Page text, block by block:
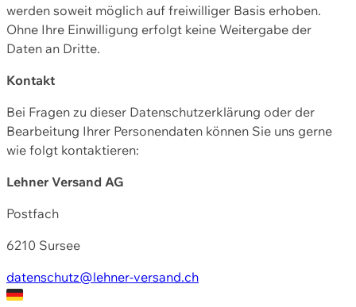
werden soweit möglich auf freiwilliger Basis erhoben.
Ohne Ihre Einwilligung erfolgt keine Weitergabe der
Daten an Dritte.
Kontakt
Bei Fragen zu dieser Datenschutzerklärung oder der
Bearbeitung Ihrer Personendaten können Sie uns gerne
wie folgt kontaktieren:
Lehner Versand AG
Postfach
6210 Sursee
datenschutz@lehner-versand.ch